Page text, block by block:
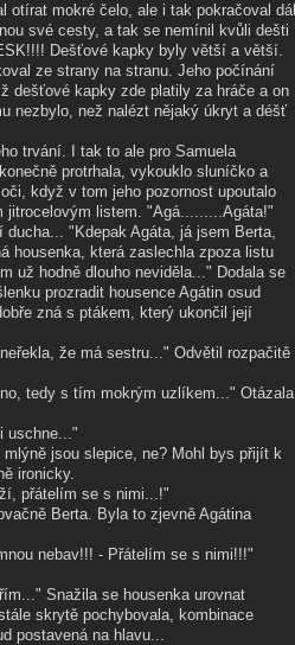
mokré čelo, ale i tak pokračoval dál
své cesty, a tak se nemínil kvůli dešti
Dešťové kapky byly větší a větší.
ze strany na stranu. Jeho počínání
dešťové kapky zde platily za hráče a on
nezbylo, než nalézt nějaký úkryt a déšť
trvání. I tak to ale pro Samuela
protrhala, vykouklo sluníčko a
když v tom jeho pozornost upoutalo
listem. "Agá.........Agáta!"
"Kdepak Agáta, já jsem Berta,
housenka, která zaslechla zpoza listu
už hodně dlouho neviděla..." Dodala se
prozradit housence Agátin osud
zná s ptákem, který ukončil její
že má sestru..." Odvětil rozpačitě
tedy s tím mokrým uzlíkem..." Otázala
uschne..."
jsou slepice, ne? Mohl bys přijít k
ironicky.
přátelím se s nimi...!"
Berta. Byla to zjevně Agátina
nebav!!! - Přátelím se s nimi!!!"
Snažila se housenka urovnat
skrytě pochybovala, kombinace
postavená na hlavu...